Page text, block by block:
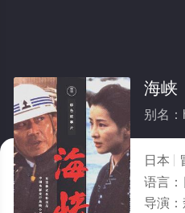
海峡
别名
日本
语言：
导演：